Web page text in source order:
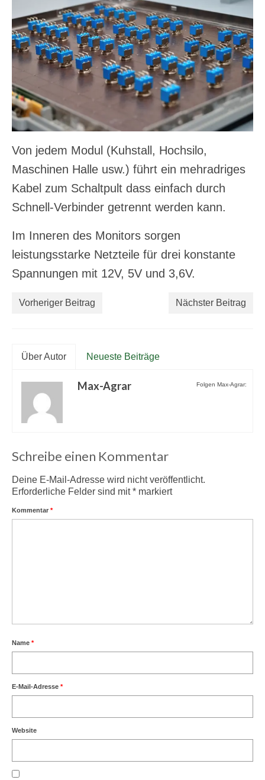
Von jedem Modul (Kuhstall, Hochsilo,
Maschinen Halle usw.) führt ein mehradriges
Kabel zum Schaltpult dass einfach durch
Schnell-Verbinder getrennt werden kann.
Im Inneren des Monitors sorgen
leistungsstarke Netzteile für drei konstante
Spannungen mit 12V, 5V und 3,6V.
Vorheriger Beitrag Nächster Beitrag
Über Autor Neueste Beiträge
Folgen Max-Agrar:
Max-Agrar
Schreibe einen Kommentar
Deine E-Mail-Adresse wird nicht veröffentlicht.
Erforderliche Felder sind mit* markiert
Kommentar *
Name *
E-Mail-Adresse *
Website